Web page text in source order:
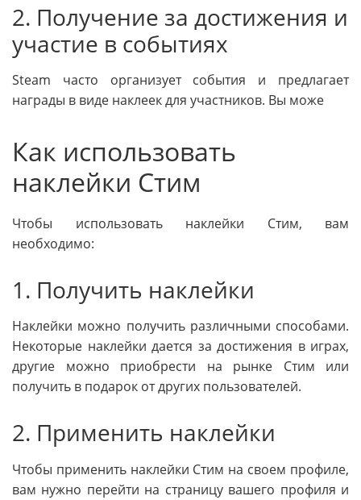
2. Получение за достижения и
участие в событиях
Steam часто организует события и предлагает
награды в виде наклеек для участников. Вы може
Как использовать
наклейки Стим
Чтобы использовать наклейки Стим, вам
необходимо:
1. Получить наклейки
Наклейки можно получить различными способами.
Некоторые наклейки дается за достижения в играх,
другие можно приобрести на рынке Стим или
получить в подарок от других пользователей.
2. Применить наклейки
Чтобы применить наклейки Стим на своем профиле,
вам нужно перейти на страницу вашего профиля и